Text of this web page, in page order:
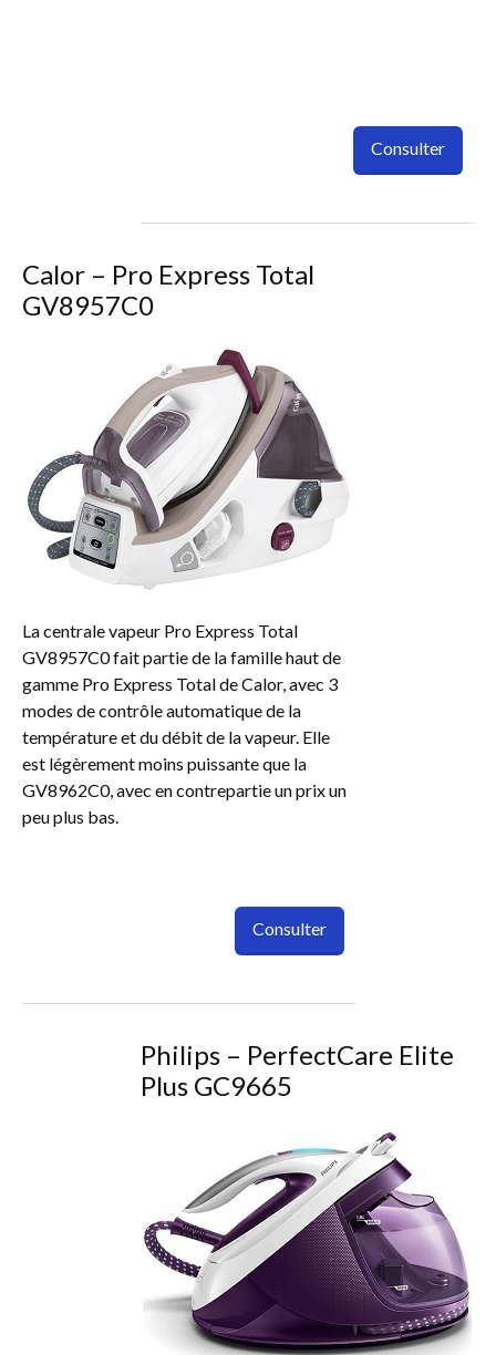
Consulter
Calor – Pro Express Total
GV8957C0
La centrale vapeur Pro Express Total
GV8957C0 fait partie de la famille haut de
gamme Pro Express Total de Calor, avec 3
modes de contrôle automatique de la
température et du débit de la vapeur. Elle
est légèrement moins puissante que la
GV8962C0, avec en contrepartie un prix un
peu plus bas.
Consulter
Philips – PerfectCare Elite
Plus GC9665